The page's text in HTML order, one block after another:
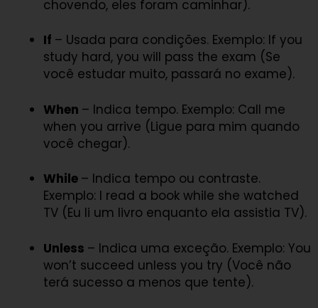
chovendo, eles foram caminhar).
If – Usada para condições. Exemplo: If you
study hard, you will pass the exam (Se
você estudar muito, passará no exame).
When – Indica tempo. Exemplo: Call me
when you arrive (Ligue para mim quando
você chegar).
While – Indica tempo ou contraste.
Exemplo: I read a book while she watched
TV (Eu li um livro enquanto ela assistia TV).
Unless – Indica uma exceção. Exemplo: You
won’t succeed unless you try (Você não
terá sucesso a menos que tente).